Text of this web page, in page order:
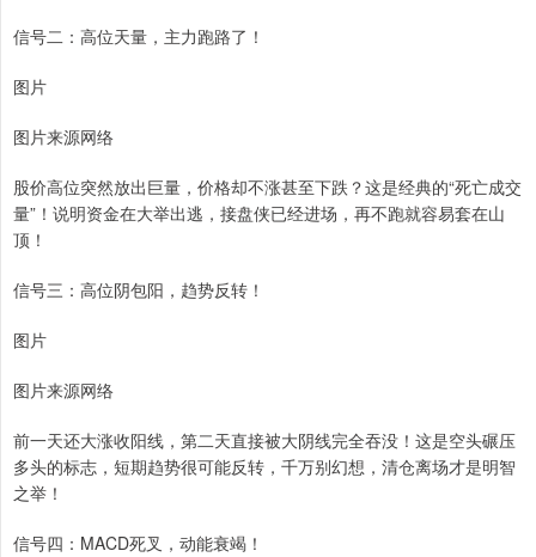
信号二：高位天量，主力跑路了！
图片
图片来源网络
股价高位突然放出巨量，价格却不涨甚至下跌？这是经典的“死亡成交
量”！说明资金在大举出逃，接盘侠已经进场，再不跑就容易套在山
顶！
信号三：高位阴包阳，趋势反转！
图片
图片来源网络
前一天还大涨收阳线，第二天直接被大阴线完全吞没！这是空头碾压
多头的标志，短期趋势很可能反转，千万别幻想，清仓离场才是明智
之举！
信号四：MACD死叉，动能衰竭！